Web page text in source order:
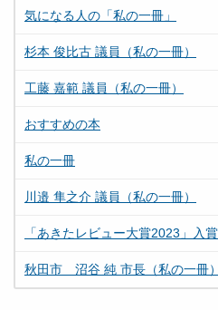
気になる人の「私の一冊」
杉本 俊比古 議員（私の一冊）
工藤 嘉範 議員（私の一冊）
おすすめの本
私の一冊
川邉 隼之介 議員（私の一冊）
「あきたレビュー大賞2023」入
秋田市 沼谷 純 市長（私の一冊）